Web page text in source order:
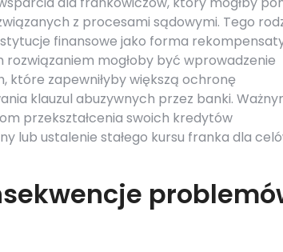
z procesami sądowymi. Tego
finansowe jako forma
rozwiązaniem mogłoby być wprowadzenie
zapewniłyby większą ochronę
klauzul abuzywnych przez banki.
przekształcenia swoich kredytów
lub ustalenie stałego kursu franka dla